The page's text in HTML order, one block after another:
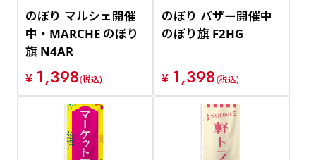
のぼり マルシェ開催
中・MARCHE のぼり
旗 N4AR
¥ 1,398(税込)
のぼり バザー開催中
のぼり旗 F2HG
¥ 1,398(税込)